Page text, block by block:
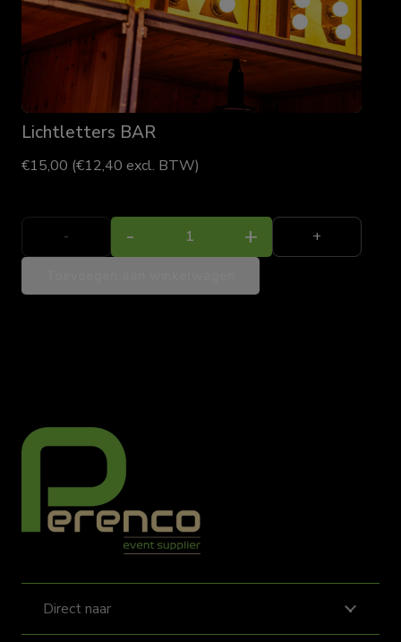
Lichtletters BAR
€15,00 (€12,40 excl. BTW)
BAR
- +
Direct naar